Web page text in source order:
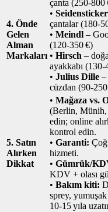
4. Önde
Gelen
Alman
Markaları
çanta (250‑800
• Seidensticker
çantalar
• Meindl –
(120‑350 €)
• Hirsch –
ayakkabı
• Julius Dille –
cüzdan
5. Satın
Alırken
Dikkat
• Mağaza vs.
(Berlin,
edin; online
kontrol edin.
• Garanti:
hizmeti.
• Gümrük/
KDV + olası
• Bakım kiti:
sprey,
10‑15 yıla